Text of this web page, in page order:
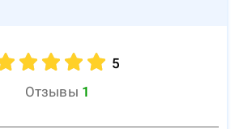
5
Отзывы 1